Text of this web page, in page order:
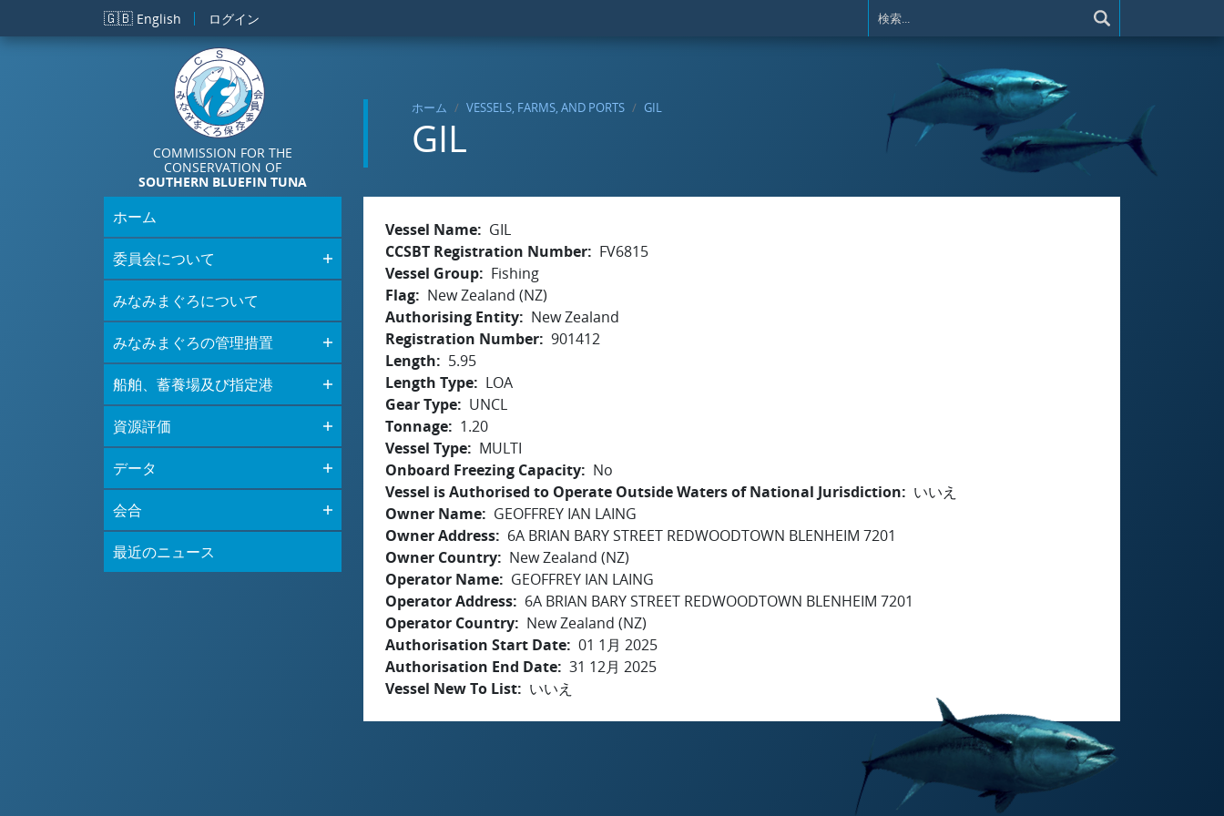
メインコンテンツに移動
🇬🇧 English ログイン
COMMISSION FOR THE
CONSERVATION OF
SOUTHERN BLUEFIN TUNA
ホーム VESSELS, FARMS, AND PORTS GIL
GIL
ホーム
委員会について
みなみまぐろについて
みなみまぐろの管理措置
船舶、蓄養場及び指定港
資源評価
データ
会合
最近のニュース
Vessel Name
GIL
CCSBT Registration Number
FV6815
Vessel Group
Fishing
Flag
New Zealand (NZ)
Authorising Entity
New Zealand
Registration Number 901412
Length
5.95
Length Type
LOA
Gear Type
UNCL
Tonnage
1.20
Vessel Type
MULTI
Onboard Freezing Capacity
No
Vessel is Authorised to Operate Outside Waters of National Jurisdiction
いいえ
Owner Name
GEOFFREY IAN LAING
Owner Address
6A BRIAN BARY STREET REDWOODTOWN BLENHEIM 7201
Owner Country
New Zealand (NZ)
Operator Name
GEOFFREY IAN LAING
Operator Address
6A BRIAN BARY STREET REDWOODTOWN BLENHEIM 7201
Operator Country
New Zealand (NZ)
Authorisation Start Date 01 1月 2025
Authorisation End Date 31 12月 2025
Vessel New To List
いいえ